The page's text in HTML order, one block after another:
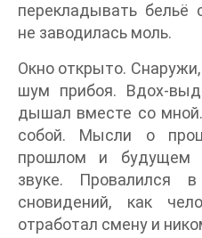
перекладывать бельё
не заводилась моль.
Окно открыто.
шум прибоя. Вдох-
дышал вместе со
собой. Мысли о
прошлом и будущем
звуке. Провалился
сновидений, как
отработал смену и